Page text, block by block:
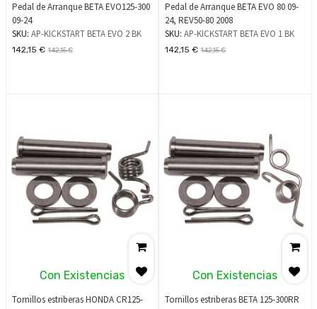
Pedal de Arranque BETA EVO125-300
09-24
SKU: AP-KICKSTART BETA EVO 2 BK
142,15 € 142,15€
Pedal de Arranque BETA EVO 80 09-
24, REV50-80 2008
SKU: AP-KICKSTART BETA EVO 1 BK
142,15 € 142,15€
Con Existencias
Tornillos estriberas HONDA CR125-
Con Existencias
Tornillos estriberas BETA 125-300RR